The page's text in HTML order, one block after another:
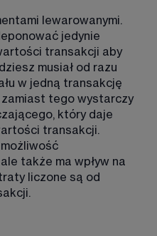
lewarowanymi.
jedynie
transakcji aby
musiał od razu
w jedną transakcję
zamiast tego wystarczy
który daje
transakcji.
także ma wpływ na
liczone są od